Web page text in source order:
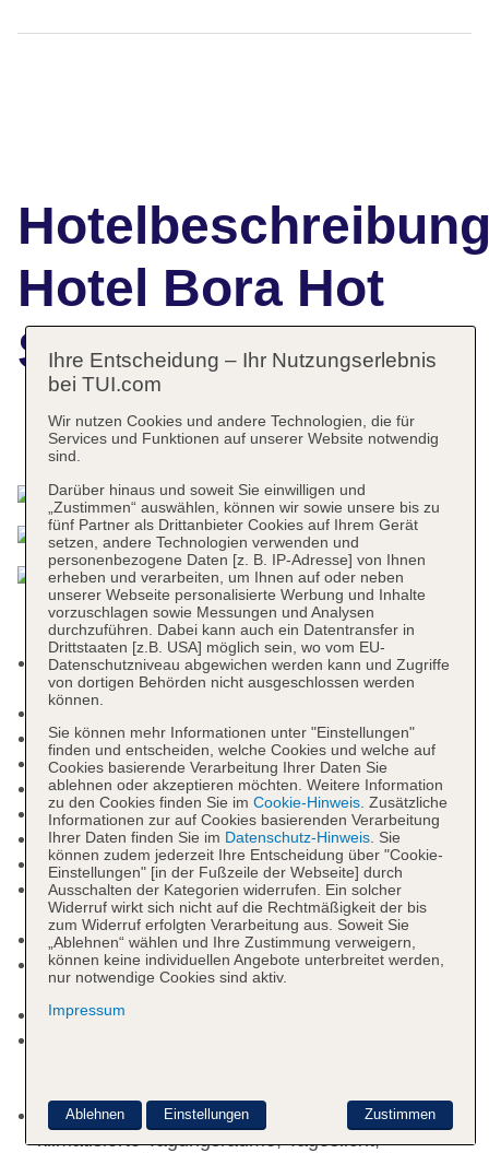
Hotel Bora Hot
Spa Resort
Das bietet Ihre Unterkunft
Kurtaxe/Ökotaxe/Touristensteuer zahlbar vor Ort:
pro Nacht ca. 3.00 EUR
Check-in Zeit ab 15:00 Uhr
Check-out Zeit bis 11:00 Uhr
Hoteleröffnung: 2013
Rezeption
Lift
Dachterrasse, Sonnenterrasse
Internet: WLAN/WiFi, im gesamten Hotel
(Anlage): ohne Gebühr
Internetterminal: ohne Gebühr
Zahlungsarten: TUI Card / VISA, MasterCard,
American Express, EC Karte/Maestro
Haustiere nicht erlaubt
Tagungseinrichtungen: Konferenzräume: 3,
klimatisierte Tagungsräume, Tageslicht,
Ihre Entscheidung – Ihr Nutzungserlebnis
bei TUI.com
Wir nutzen Cookies und andere Technologien, die für
Services und Funktionen auf unserer Website notwendig
sind.
Darüber hinaus und soweit Sie einwilligen und
„Zustimmen“ auswählen, können wir sowie unsere bis zu
fünf Partner als Drittanbieter Cookies auf Ihrem Gerät
setzen, andere Technologien verwenden und
personenbezogene Daten [z. B. IP-Adresse] von Ihnen
erheben und verarbeiten, um Ihnen auf oder neben
unserer Webseite personalisierte Werbung und Inhalte
vorzuschlagen sowie Messungen und Analysen
durchzuführen. Dabei kann auch ein Datentransfer in
Drittstaaten [z.B. USA] möglich sein, wo vom EU-
Datenschutzniveau abgewichen werden kann und Zugriffe
von dortigen Behörden nicht ausgeschlossen werden
können.
Sie können mehr Informationen unter "Einstellungen"
finden und entscheiden, welche Cookies und welche auf
Cookies basierende Verarbeitung Ihrer Daten Sie
ablehnen oder akzeptieren möchten. Weitere Information
zu den Cookies finden Sie im Cookie-Hinweis. Zusätzliche
Informationen zur auf Cookies basierenden Verarbeitung
Ihrer Daten finden Sie im Datenschutz-Hinweis. Sie
können zudem jederzeit Ihre Entscheidung über "Cookie-
Einstellungen" [in der Fußzeile der Webseite] durch
Ausschalten der Kategorien widerrufen. Ein solcher
Widerruf wirkt sich nicht auf die Rechtmäßigkeit der bis
zum Widerruf erfolgten Verarbeitung aus. Soweit Sie
„Ablehnen“ wählen und Ihre Zustimmung verweigern,
können keine individuellen Angebote unterbreitet werden,
nur notwendige Cookies sind aktiv.
Impressum
Zustimmen
Ablehnen Einstellungen